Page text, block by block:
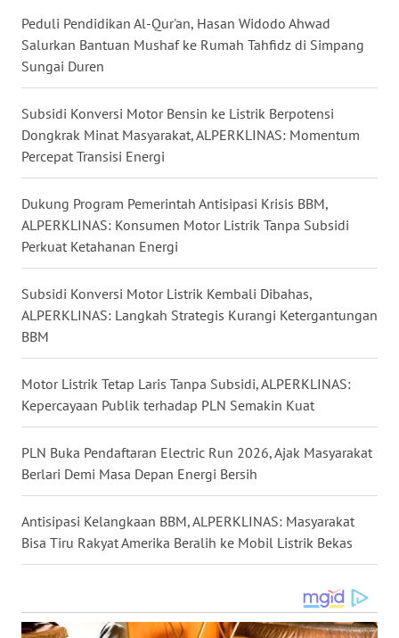
Peduli Pendidikan Al-Qur'an, Hasan Widodo Ahwad
Salurkan Bantuan Mushaf ke Rumah Tahfidz di Simpang
Sungai Duren
Subsidi Konversi Motor Bensin ke Listrik Berpotensi
Dongkrak Minat Masyarakat, ALPERKLINAS: Momentum
Percepat Transisi Energi
Dukung Program Pemerintah Antisipasi Krisis BBM,
ALPERKLINAS: Konsumen Motor Listrik Tanpa Subsidi
Perkuat Ketahanan Energi
Subsidi Konversi Motor Listrik Kembali Dibahas,
ALPERKLINAS: Langkah Strategis Kurangi Ketergantungan
BBM
Motor Listrik Tetap Laris Tanpa Subsidi, ALPERKLINAS:
Kepercayaan Publik terhadap PLN Semakin Kuat
PLN Buka Pendaftaran Electric Run 2026, Ajak Masyarakat
Berlari Demi Masa Depan Energi Bersih
Antisipasi Kelangkaan BBM, ALPERKLINAS: Masyarakat
Bisa Tiru Rakyat Amerika Beralih ke Mobil Listrik Bekas
WN
MALUKU
MALUT
WN
WN
DANAU
TOBA
WN
NIAS
WN
LANGKAT
WN
TAPANULI
WN
TANJUNG
WN